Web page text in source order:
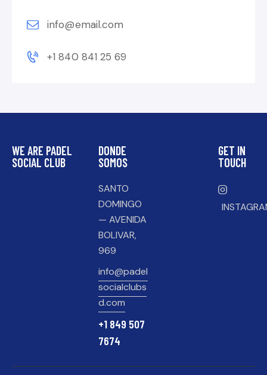
info@email.com
+1 840 841 25 69
WE ARE PADEL
SOCIAL CLUB
DONDE
SOMOS
SANTO
DOMINGO
— AVENIDA
BOLIVAR,
969
info@padel
socialclubs
d.com
+1 849 507
7674
GET IN
TOUCH